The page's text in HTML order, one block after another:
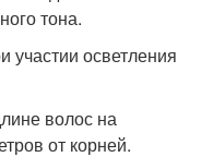
тона.
участии осветления
волос на
от корней.